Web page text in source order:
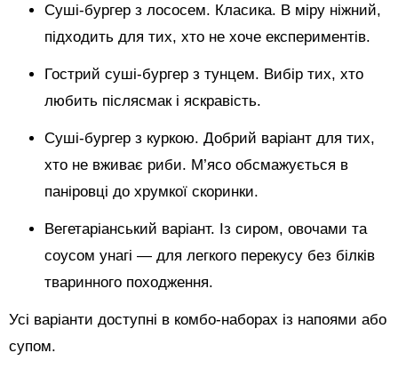
Суші-бургер з лососем. Класика. В міру ніжний,
підходить для тих, хто не хоче експериментів.
Гострий суші-бургер з тунцем. Вибір тих, хто
любить післясмак і яскравість.
Суші-бургер з куркою. Добрий варіант для тих,
хто не вживає риби. М’ясо обсмажується в
паніровці до хрумкої скоринки.
Вегетаріанський варіант. Із сиром, овочами та
соусом унагі — для легкого перекусу без білків
тваринного походження.
Усі варіанти доступні в комбо-наборах із напоями або
супом.